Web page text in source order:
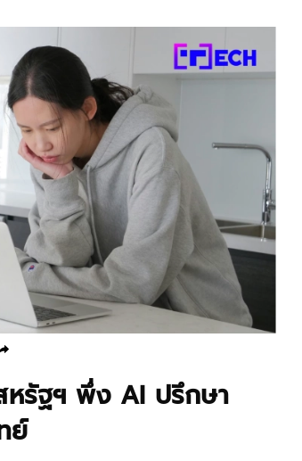
หรัฐฯ พึ่ง AI ปรึกษา
ย์
อาม่
ย
'A Love Other Than Yours' เมื่อ
ความสัมพันธ์ 10 ปี ไม่ใช่คำตอบของ
ชีวิตเสมอไป
06 Aug 2026